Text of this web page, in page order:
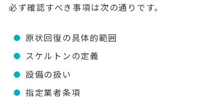
必ず確認すべき事項は次の通りです。
原状回復の具体的範囲
スケルトンの定義
設備の扱い
指定業者条項